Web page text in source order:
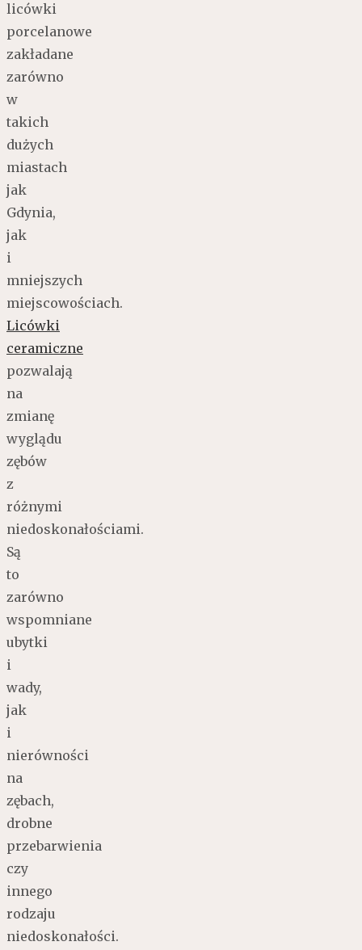
licówki
porcelanowe
zakładane
zarówno
w
takich
dużych
miastach
jak
Gdynia,
jak
i
mniejszych
miejscowościach.
Licówki
ceramiczne
pozwalają
na
zmianę
wyglądu
zębów
z
różnymi
niedoskonałościami.
Są
to
zarówno
wspomniane
ubytki
i
wady,
jak
i
nierówności
na
zębach,
drobne
przebarwienia
czy
innego
rodzaju
niedoskonałości.